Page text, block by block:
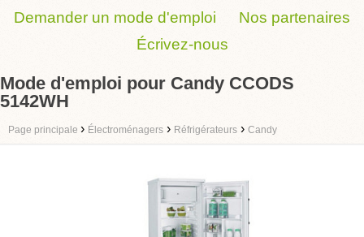
Demander un mode d'emploi
Nos partenaires
Écrivez-nous
Mode d'emploi pour Candy CCODS
5142WH
Page principale › Électroménagers › Réfrigérateurs › Candy